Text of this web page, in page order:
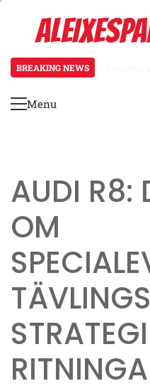
content
BREAKING NEWS
Primary
Menu
AUDI R8:
OM